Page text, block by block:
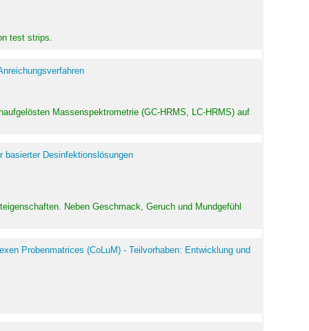
test strips.
Massenspektrometrie (GC-HRMS, LC-HRMS) auf
basierter Desinfektionslösungen
Neben Geschmack, Geruch und Mundgefühl
Probenmatrices (CoLuM) - Teilvorhaben: Entwicklung und